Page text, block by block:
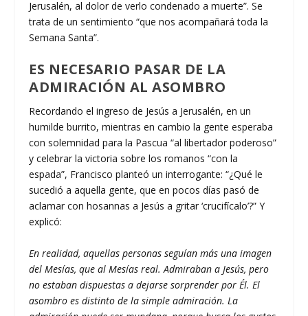
Jerusalén, al dolor de verlo condenado a muerte”. Se
trata de un sentimiento “que nos acompañará toda la
Semana Santa”.
ES NECESARIO PASAR DE LA
ADMIRACIÓN AL ASOMBRO
Recordando el ingreso de Jesús a Jerusalén, en un
humilde burrito, mientras en cambio la gente esperaba
con solemnidad para la Pascua “al libertador poderoso”
y celebrar la victoria sobre los romanos “con la
espada”, Francisco planteó un interrogante: “¿Qué le
sucedió a aquella gente, que en pocos días pasó de
aclamar con hosannas a Jesús a gritar ‘crucifícalo’?” Y
explicó:
En realidad, aquellas personas seguían más una imagen
del Mesías, que al Mesías real. Admiraban a Jesús, pero
no estaban dispuestas a dejarse sorprender por Él. El
asombro es distinto de la simple admiración. La